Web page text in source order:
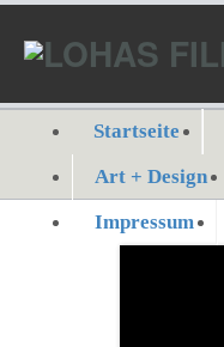
Startseite
Art + Design
Impressum